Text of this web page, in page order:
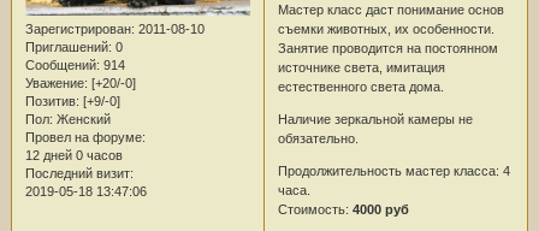
Зарегистрирован: 2011-08-10
Приглашений: 0
Сообщений: 914
Уважение: [+20/-0]
Позитив: [+9/-0]
Пол: Женский
Провел на форуме:
12 дней 0 часов
Последний визит:
2019-05-18 13:47:06
Мастер класс даст понимание основ
съемки животных, их особенности.
Занятие проводится на постоянном
источнике света, имитация
естественного света дома.
Наличие зеркальной камеры не
обязательно.
Продолжительность мастер класса: 4
часа.
Стоимость: 4000 руб